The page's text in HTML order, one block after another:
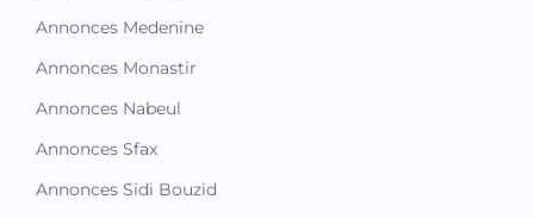
Annonces Medenine
Annonces Monastir
Annonces Nabeul
Annonces Sfax
Annonces Sidi Bouzid